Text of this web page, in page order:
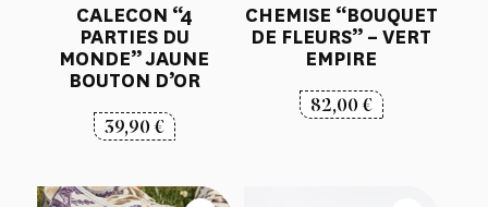
CALECON “4
PARTIES DU
MONDE” JAUNE
BOUTON D’OR
39,90€
CHEMISE “BOUQUET
DE FLEURS” – VERT
EMPIRE
82,00€